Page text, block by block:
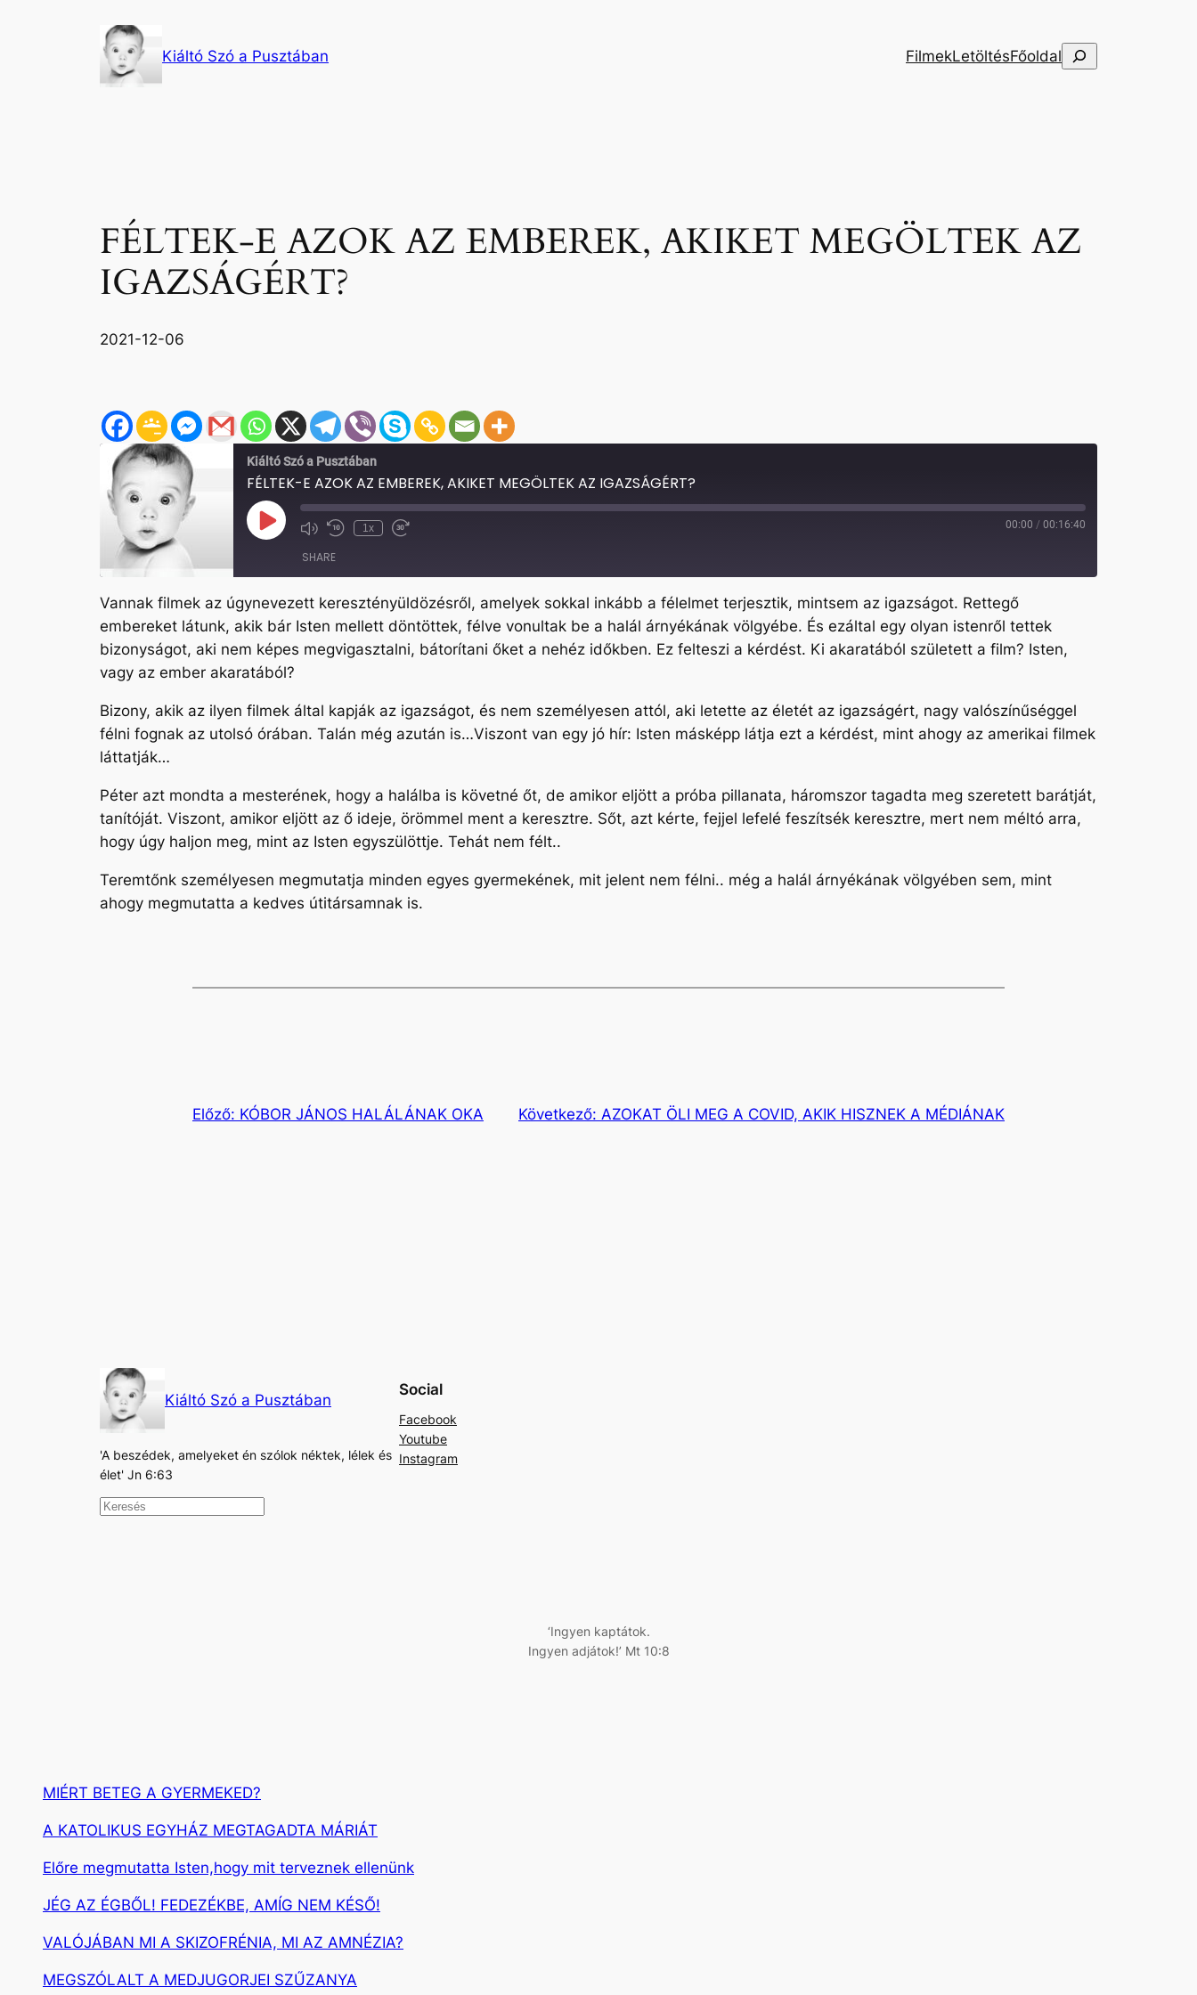
Kiáltó Szó a Pusztában FilmekLetöltésFőoldal Keresés
FÉLTEK-E AZOK AZ EMBEREK, AKIKET MEGÖLTEK AZ
IGAZSÁGÉRT?
2021-12-06
Kiáltó Szó a Pusztában
FÉLTEK-E AZOK AZ EMBEREK, AKIKET MEGÖLTEK AZ IGAZSÁGÉRT?
Play
Episode Mute/Unmute
Rewind
1x
Fast
00:00 / 00:16:40
SHARE
SHARE
LINK
EMBED
Vannak filmek az úgynevezett keresztényüldözésről, amelyek sokkal inkább a félelmet terjesztik, mintsem az igazságot. Rettegő
embereket látunk, akik bár Isten mellett döntöttek, félve vonultak be a halál árnyékának völgyébe. És ezáltal egy olyan istenről tettek
bizonyságot, aki nem képes megvigasztalni, bátorítani őket a nehéz időkben. Ez felteszi a kérdést. Ki akaratából született a film? Isten,
vagy az ember akaratából?
Bizony, akik az ilyen filmek által kapják az igazságot, és nem személyesen attól, aki letette az életét az igazságért, nagy valószínűséggel
félni fognak az utolsó órában. Talán még azután is…Viszont van egy jó hír: Isten másképp látja ezt a kérdést, mint ahogy az amerikai filmek
láttatják…
Péter azt mondta a mesterének, hogy a halálba is követné őt, de amikor eljött a próba pillanata, háromszor tagadta meg szeretett barátját,
tanítóját. Viszont, amikor eljött az ő ideje, örömmel ment a keresztre. Sőt, azt kérte, fejjel lefelé feszítsék keresztre, mert nem méltó arra,
hogy úgy haljon meg, mint az Isten egyszülöttje. Tehát nem félt..
Teremtőnk személyesen megmutatja minden egyes gyermekének, mit jelent nem félni.. még a halál árnyékának völgyében sem, mint
ahogy megmutatta a kedves útitársamnak is.
Előző: KÓBOR JÁNOS HALÁLÁNAK OKA Következő: AZOKAT ÖLI MEG A COVID, AKIK HISZNEK A MÉDIÁNAK
Kiáltó Szó a Pusztában
'A beszédek, amelyeket én szólok néktek, lélek és
élet' Jn 6:63
K
Social
Facebook
Youtube
Instagram
‘Ingyen kaptátok.
Ingyen adjátok!’ Mt 10:8
MIÉRT BETEG A GYERMEKED?
A KATOLIKUS EGYHÁZ MEGTAGADTA MÁRIÁT
Előre megmutatta Isten,hogy mit terveznek ellenünk
JÉG AZ ÉGBŐL! FEDEZÉKBE, AMÍG NEM KÉSŐ!
VALÓJÁBAN MI A SKIZOFRÉNIA, MI AZ AMNÉZIA?
MEGSZÓLALT A MEDJUGORJEI SZŰZANYA